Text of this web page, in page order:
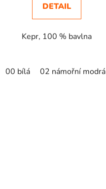
DETAIL
Kepr, 100 % bavlna
00 bílá 02 námořní modrá